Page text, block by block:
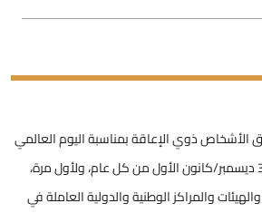
الأشخاص ذوي الإعاقة بمناسبة اليوم العالمي
للإعاقة الذي يصادف يوم 3 ديسمبر/كانون الأول من كل عام، ولأول مرة،
والمراكز الوطنية والدولية العاملة في